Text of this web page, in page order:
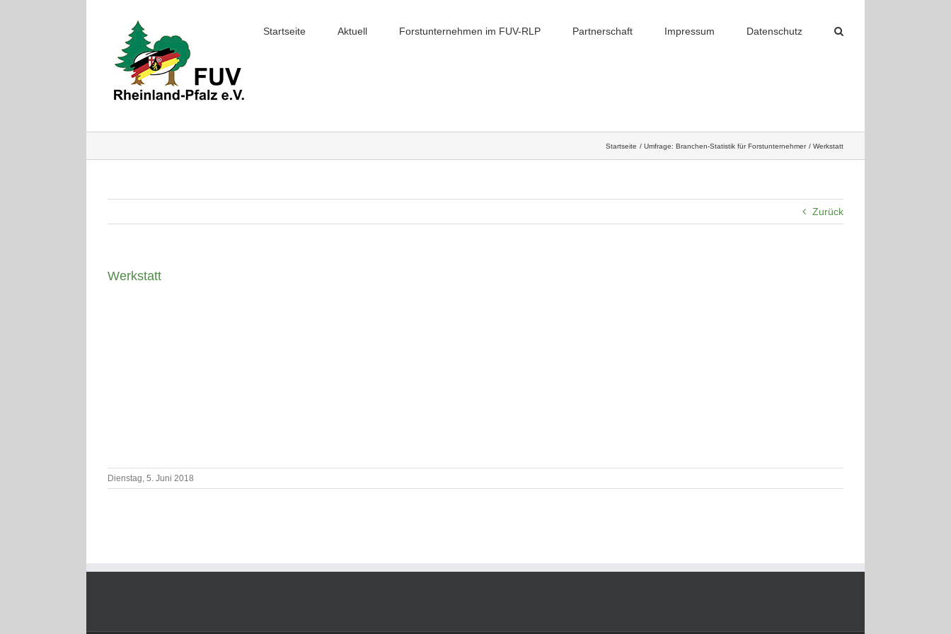
Startseite Aktuell Forstunternehmen im FUV-RLP Partnerschaft Impressum Datenschutz
Startseite Umfrage: Branchen-Statistik für Forstunternehmer Werkstatt
Zurück
Werkstatt
Dienstag, 5. Juni 2018